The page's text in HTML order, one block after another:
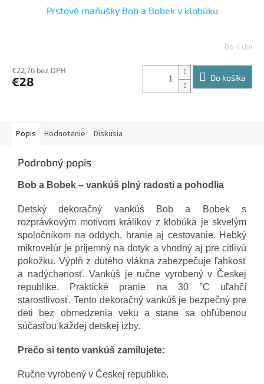
Prstové maňušky Bob a Bobek v klobúku
Do 4 dní
€22,76 bez DPH
€28 Do košíka
Popis Hodnotenie Diskusia
Podrobný popis
Bob a Bobek – vankúš plný radosti a pohodlia
Detský dekoračný vankúš Bob a Bobek s
rozprávkovým motívom králikov z klobúka je skvelým
spoločníkom na oddych, hranie aj cestovanie. Hebký
mikrovelúr je príjemný na dotyk a vhodný aj pre citlivú
pokožku. Výplň z dutého vlákna zabezpečuje ľahkosť
a nadýchanosť. Vankúš je ručne vyrobený v Českej
republike. Praktické pranie na 30 °C uľahčí
starostlivosť. Tento dekoračný vankúš je bezpečný pre
deti bez obmedzenia veku a stane sa obľúbenou
súčasťou každej detskej izby.
Prečo si tento vankúš zamilujete:
Ručne vyrobený v Českej republike.